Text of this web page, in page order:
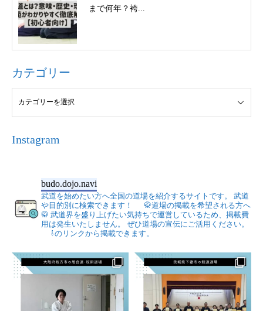
まで何年？袴...
カテゴリー
Instagram
budo.dojo.navi
武道を始めたい方へ全国の道場を紹介するサイトです。
武道
や目的別に検索できます！
🥋道場の掲載を希望される方へ
🥋 武道界を盛り上げたい気持ちで運営しているため、掲載費
用は発生いたしません。
ぜひ道場の宣伝にご活用ください。
⇩のリンクから掲載できます。